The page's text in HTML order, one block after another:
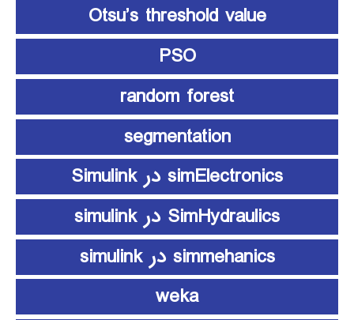
Otsu’s threshold value
PSO
random forest
segmentation
simElectronics در Simulink
SimHydraulics در simulink
simmehanics در simulink
weka